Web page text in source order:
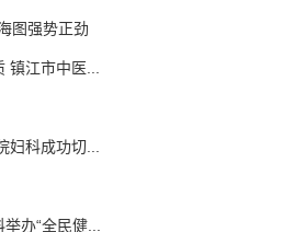
图强势正劲
镇江市中医...
妇科成功切...
办“全民健...